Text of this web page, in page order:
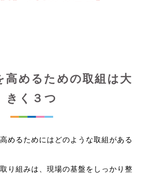
高めるための取組は大
きく３つ
めるためにはどのような取組がある
り組みは、現場の基盤をしっかり整